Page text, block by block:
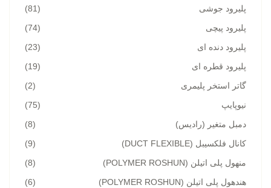
(81)
پلیرود جوشی
(74)
پلیرود پیچی
(23)
پلیرود دنده ای
(19)
پلیرود قطره ای
(2)
گاتر استخر پلیمری
(75)
نیوپایپ
(8)
دمبل متغیر (رادیس)
(9)
کانال فلکسیبل (DUCT FLEXIBLE)
(8)
منهول پلی اتیلن (POLYMER ROSHUN)
(6)
هندهول پلی اتیلن (POLYMER ROSHUN)